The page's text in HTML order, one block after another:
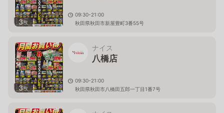
3枚
09:30-21:00
秋田県秋田市新屋豊町3番55号
3枚
ナイス
八橋店
09:30-21:00
秋田県秋田市八橋田五郎一丁目1番7号